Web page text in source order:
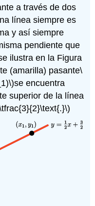
a través de dos
línea siempre es
y así siempre
pendiente que
ilustra en la Figura
(amarilla) pasante\
se encuentra
superior de la línea